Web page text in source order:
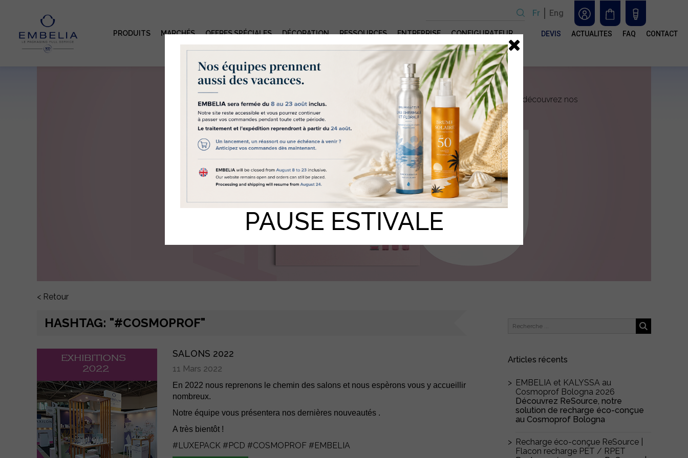
PRODUITS MARCHÉS OFFRES SPÉCIALES DÉCORATION RESSOURCES ENTREPRISE CONFIGURATEUR
Fr Eng
DEVIS ACTUALITES FAQ CONTACT
Blog fournisseur packaging, découvrez nos
dernières actualités
< Retour
HASHTAG: "#COSMOPROF"
SALONS 2022
11 Mars 2022
En 2022 nous reprenons le chemin des salons et nous espèrons vous y accueillir
nombreux.
Notre équipe vous présentera nos dernières nouveautés .
A très bientôt !
#LUXEPACK #PCD #COSMOPROF #EMBELIA
Articles récents
EMBELIA et KALYSSA au
Cosmoprof Bologna 2026
Découvrez ReSource, notre
solution de recharge éco-conçue
au Cosmoprof Bologna
Recharge éco-conçue ReSource |
Flacon recharge PET / RPET
Les cookies nous aident à vous délivrer un
service de qualité
Embelia "nous" utilise des cookies et des technologies similaires pour
diverses raisons, notamment pour réaliser des statistiques et vous proposer
des contenus personnalisés. Pour nous permettre d’utiliser certain d’entre
eux, nous avons besoin de votre accord en cliquant sur le bouton «
Accepter les Cookies ». Si vous souhaitez obtenir plus d’informations sur les
Cookies que nous utilisons et leur paramétrage, vous pouvez consulter notre
Politique en matière de Cookies
. Si vous ne cliquez pas sur « Accepter les
cookies » nous n’utiliserons que ceux strictement nécessaires au bon
fonctionnement du site internet.
ACCEPTER LES COOKIES
PAUSE ESTIVALE